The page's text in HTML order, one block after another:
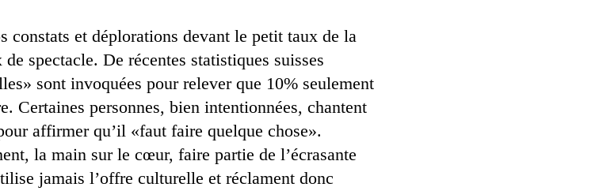
constats et déplorations devant le petit taux de la
spectacle. De récentes statistiques suisses
sont invoquées pour relever que 10% seulement
Certaines personnes, bien intentionnées, chantent
affirmer qu’il «faut faire quelque chose».
la main sur le cœur, faire partie de l’écrasante
jamais l’offre culturelle et réclament donc